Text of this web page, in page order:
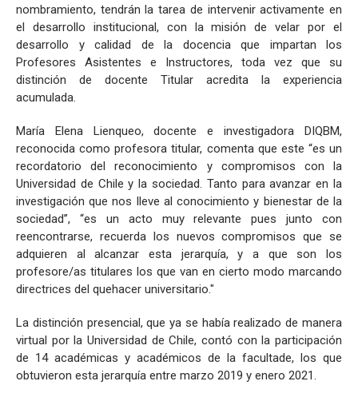
nombramiento, tendrán la tarea de intervenir activamente en
el desarrollo institucional, con la misión de velar por el
desarrollo y calidad de la docencia que impartan los
Profesores Asistentes e Instructores, toda vez que su
distinción de docente Titular acredita la experiencia
acumulada.
María Elena Lienqueo, docente e investigadora DIQBM,
reconocida como profesora titular, comenta que este “es un
recordatorio del reconocimiento y compromisos con la
Universidad de Chile y la sociedad. Tanto para avanzar en la
investigación que nos lleve al conocimiento y bienestar de la
sociedad”, “es un acto muy relevante pues junto con
reencontrarse, recuerda los nuevos compromisos que se
adquieren al alcanzar esta jerarquía, y a que son los
profesore/as titulares los que van en cierto modo marcando
directrices del quehacer universitario."
La distinción presencial, que ya se había realizado de manera
virtual por la Universidad de Chile, contó con la participación
de 14 académicas y académicos de la facultade, los que
obtuvieron esta jerarquía entre marzo 2019 y enero 2021.